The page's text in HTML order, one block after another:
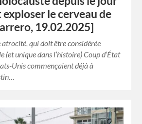
exploser le cerveau de
19.02.2025]
atrocité, qui doit être considérée
(et unique dans l’histoire) Coup d’État
Unis commençaient déjà à